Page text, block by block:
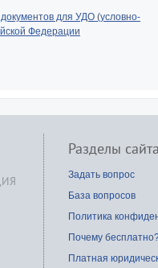
для УДО (условно-
Федерации
Разделы
Задать вопрос
База вопросов
Политика
Почему
Платная